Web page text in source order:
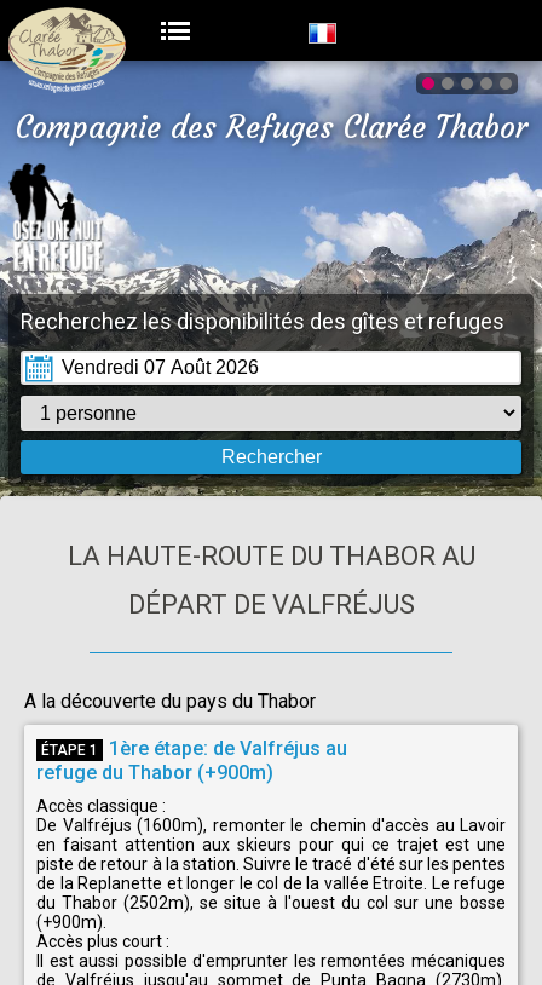
Compagnie des Refuges Clarée Thabor
Recherchez les disponibilités des gîtes et refuges
LA HAUTE-ROUTE DU THABOR AU
DÉPART DE VALFRÉJUS
A la découverte du pays du Thabor
ÉTAPE 1
1ère étape: de Valfréjus au
refuge du Thabor (+900m)
Accès classique :
De Valfréjus (1600m), remonter le chemin d'accès au Lavoir
en faisant attention aux skieurs pour qui ce trajet est une
piste de retour à la station. Suivre le tracé d'été sur les pentes
de la Replanette et longer le col de la vallée Etroite. Le refuge
du Thabor (2502m), se situe à l'ouest du col sur une bosse
(+900m).
Accès plus court :
Il est aussi possible d'emprunter les remontées mécaniques
de Valfréjus jusqu'au sommet de Punta Bagna (2730m).